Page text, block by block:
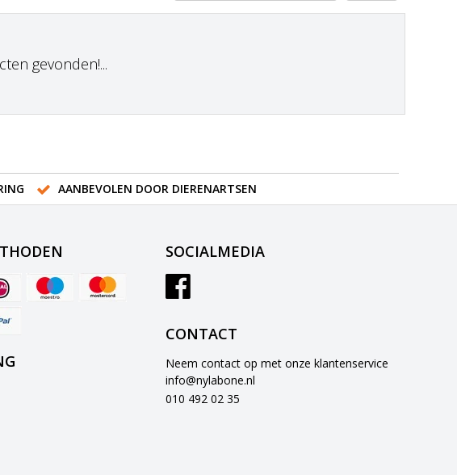
gevonden!...
AANBEVOLEN DOOR DIERENARTSEN
SOCIALMEDIA
CONTACT
Neem contact op met onze klantenservice
info@nylabone.nl
010 492 02 35